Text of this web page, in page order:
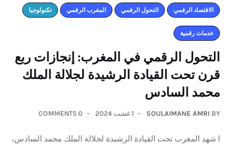
اﻻقتصاد الرقمي التحول الرقمي المغرب الرقمي تكنولوجيا
خدمات رقمية
التحول الرقمي في المغرب: إنجازات ربع
قرن تحت القيادة الرشيدة لجلالة الملك
محمد السادس
BY
SOULAIMANE AMRI 1 غشت 2024 0 COMMENTS
ا شهد المغرب تحت القيادة الرشيدة لجلالة الملك محمد السادس،